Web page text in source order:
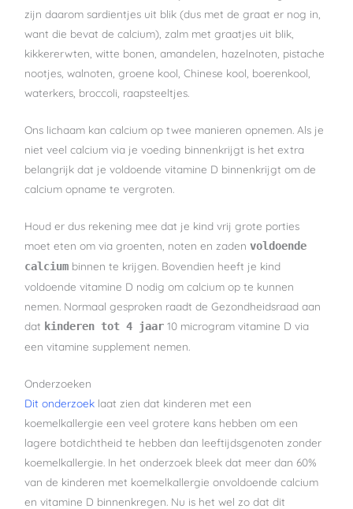
zijn daarom sardientjes uit blik (dus met de graat er nog in,
want die bevat de calcium), zalm met graatjes uit blik,
kikkererwten, witte bonen, amandelen, hazelnoten, pistache
nootjes, walnoten, groene kool, Chinese kool, boerenkool,
waterkers, broccoli, raapsteeltjes.
Ons lichaam kan calcium op twee manieren opnemen. Als je
niet veel calcium via je voeding binnenkrijgt is het extra
belangrijk dat je voldoende vitamine D binnenkrijgt om de
calcium opname te vergroten.
Houd er dus rekening mee dat je kind vrij grote porties
moet eten om via groenten, noten en zadenvoldoende
calcium binnen te krijgen. Bovendien heeft je kind
voldoende vitamine D nodig om calcium op te kunnen
nemen. Normaal gesproken raadt de Gezondheidsraad aan
dat kinderen tot 4 jaar 10 microgram vitamine D via
een vitamine supplement nemen.
Onderzoeken
Dit onderzoek laat zien dat kinderen met een
koemelkallergie een veel grotere kans hebben om een
lagere botdichtheid te hebben dan leeftijdsgenoten zonder
koemelkallergie. In het onderzoek bleek dat meer dan 60%
van de kinderen met koemelkallergie onvoldoende calcium
en vitamine D binnenkregen. Nu is het wel zo dat dit